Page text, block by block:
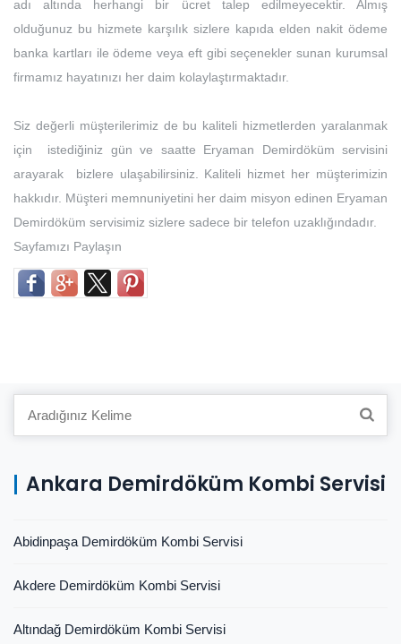
adı altında herhangi bir ücret talep edilmeyecektir. Almış
olduğunuz bu hizmete karşılık sizlere kapıda elden nakit ödeme
banka kartları ile ödeme veya eft gibi seçenekler sunan kurumsal
firmamız hayatınızı her daim kolaylaştırmaktadır.
Siz değerli müşterilerimiz de bu kaliteli hizmetlerden yaralanmak
için istediğiniz gün ve saatte Eryaman Demirdöküm servisini
arayarak bizlere ulaşabilirsiniz. Kaliteli hizmet her müşterimizin
hakkıdır. Müşteri memnuniyetini her daim misyon edinen Eryaman
Demirdöküm servisimiz sizlere sadece bir telefon uzaklığındadır.
Sayfamızı Paylaşın
Ankara Demirdöküm Kombi Servisi
Abidinpaşa Demirdöküm Kombi Servisi
Akdere Demirdöküm Kombi Servisi
Altındağ Demirdöküm Kombi Servisi